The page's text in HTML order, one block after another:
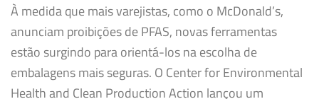
À medida que mais varejistas, como o McDonald’s,
anunciam proibições de PFAS, novas ferramentas
estão surgindo para orientá-los na escolha de
embalagens mais seguras. O Center for Environmental
Health and Clean Production Action lançou um